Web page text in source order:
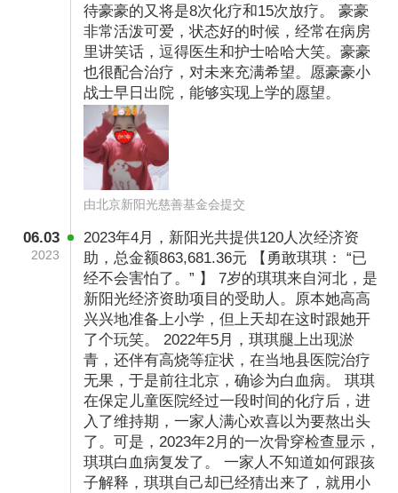
待豪豪的又将是8次化疗和15次放疗。 豪豪
非常活泼可爱，状态好的时候，经常在病房
里讲笑话，逗得医生和护士哈哈大笑。豪豪
也很配合治疗，对未来充满希望。愿豪豪小
战士早日出院，能够实现上学的愿望。
由北京新阳光慈善基金会提交
06.03
2023
2023年4月，新阳光共提供120人次经济资
助，总金额863,681.36元 【勇敢琪琪： “已
经不会害怕了。” 】 7岁的琪琪来自河北，是
新阳光经济资助项目的受助人。原本她高高
兴兴地准备上小学，但上天却在这时跟她开
了个玩笑。 2022年5月，琪琪腿上出现淤
青，还伴有高烧等症状，在当地县医院治疗
无果，于是前往北京，确诊为白血病。 琪琪
在保定儿童医院经过一段时间的化疗后，进
入了维持期，一家人满心欢喜以为要熬出头
了。可是，2023年2月的一次骨穿检查显示，
琪琪白血病复发了。 一家人不知道如何跟孩
子解释，琪琪自己却已经猜出来了，就用小